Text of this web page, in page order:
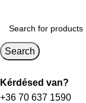
Search
Kérdésed van?
+36 70 637 1590